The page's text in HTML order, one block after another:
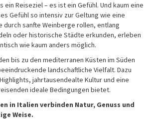
ein Reiseziel – es ist ein Gefühl. Und kaum eine
Gefühl so intensiv zur Geltung wie eine
durch sanfte Weinberge rollen, entlang
oder historische Städte erkunden, erleben
wie kaum anders möglich.
bis zu den mediterranen Küsten im Süden
landschaftliche Vielfalt. Dazu
jahrtausendealte Kultur und eine
ideale Bedingungen bietet.
in Italien verbinden Natur, Genuss und
Weise.